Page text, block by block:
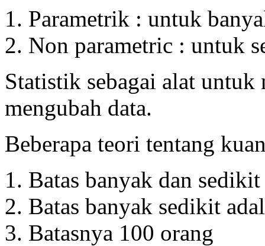
Parametrik : untuk
Non parametric : untuk
Statistik sebagai alat
mengubah data.
Beberapa teori tentang
Batas banyak dan
Batas banyak sedikit
Batasnya 100 orang